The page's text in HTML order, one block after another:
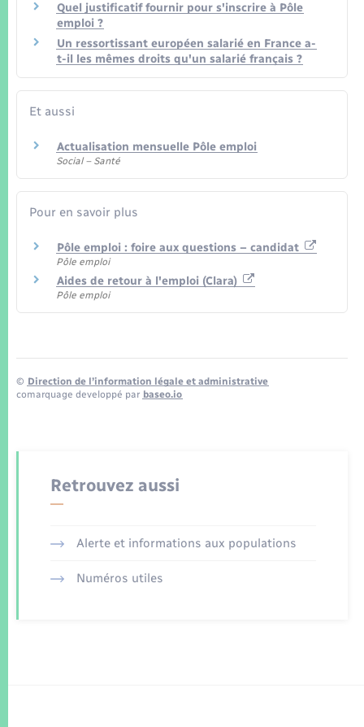
Quel justificatif fournir pour s'inscrire à Pôle
emploi ?
Un ressortissant européen salarié en France a-
t-il les mêmes droits qu'un salarié français ?
Et aussi
Actualisation mensuelle Pôle emploi
Social – Santé
Pour en savoir plus
Pôle emploi : foire aux questions – candidat
Pôle emploi
Aides de retour à l'emploi (Clara)
Pôle emploi
© Direction de l’information légale et administrative
comarquage developpé par baseo.io
Retrouvez aussi
Alerte et informations aux populations
Numéros utiles